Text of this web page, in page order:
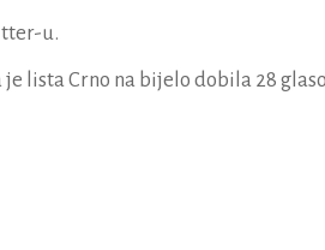
u.
lista Crno na bijelo dobila 28